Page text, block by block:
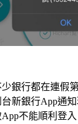
銀行都在連假
新銀行App通
不能順利登